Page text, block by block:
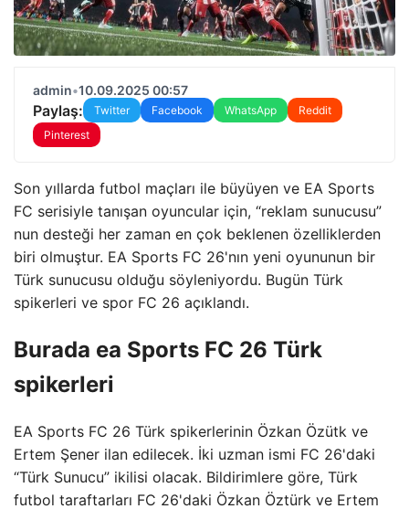
admin•10.09.2025 00:57
Paylaş: Twitter Facebook WhatsApp
Reddit
Pinterest
Son yıllarda futbol maçları ile büyüyen ve EA Sports
FC serisiyle tanışan oyuncular için, “reklam sunucusu”
nun desteği her zaman en çok beklenen özelliklerden
biri olmuştur. EA Sports FC 26'nın yeni oyununun bir
Türk sunucusu olduğu söyleniyordu. Bugün Türk
spikerleri ve spor FC 26 açıklandı.
Burada ea Sports FC 26 Türk
spikerleri
EA Sports FC 26 Türk spikerlerinin Özkan Özütk ve
Ertem Şener ilan edilecek. İki uzman ismi FC 26'daki
“Türk Sunucu” ikilisi olacak. Bildirimlere göre, Türk
futbol taraftarları FC 26'daki Özkan Öztürk ve Ertem